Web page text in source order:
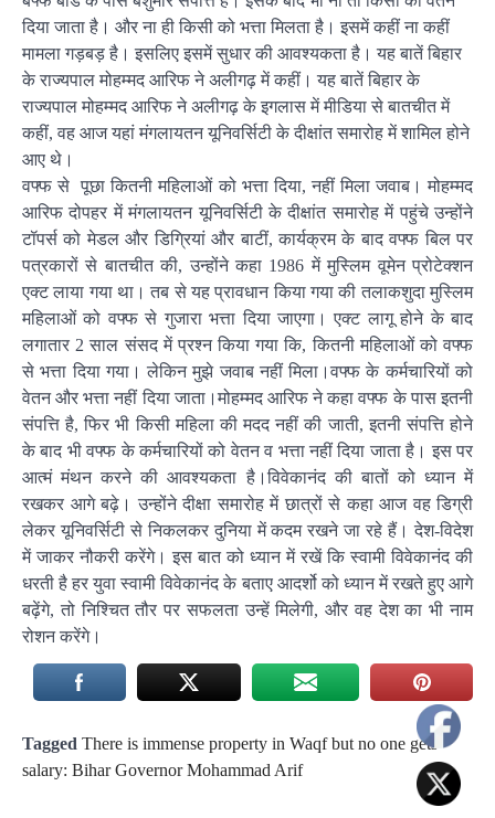
दिया जाता है। और ना ही किसी को भत्ता मिलता है। इसमें कहीं ना कहीं
मामला गड़बड़ है। इसलिए इसमें सुधार की आवश्यकता है। यह बातें बिहार
के राज्यपाल मोहम्मद आरिफ ने अलीगढ़ में कहीं। यह बातें बिहार के
राज्यपाल मोहम्मद आरिफ ने अलीगढ़ के इगलास में मीडिया से बातचीत में
कहीं, वह आज यहां मंगलायतन यूनिवर्सिटी के दीक्षांत समारोह में शामिल होने
आए थे।
वफ्फ से पूछा कितनी महिलाओं को भत्ता दिया, नहीं मिला जवाब। मोहम्मद
आरिफ दोपहर में मंगलायतन यूनिवर्सिटी के दीक्षांत समारोह में पहुंचे उन्होंने
टॉपर्स को मेडल और डिग्रियां और बाटीं, कार्यक्रम के बाद वफ्फ बिल पर
पत्रकारों से बातचीत की, उन्होंने कहा 1986 में मुस्लिम वूमेन प्रोटेक्शन
एक्ट लाया गया था। तब से यह प्रावधान किया गया की तलाकशुदा मुस्लिम
महिलाओं को वफ्फ से गुजारा भत्ता दिया जाएगा। एक्ट लागू होने के बाद
लगातार 2 साल संसद में प्रश्न किया गया कि, कितनी महिलाओं को वफ्फ
से भत्ता दिया गया। लेकिन मुझे जवाब नहीं मिला।वफ्फ के कर्मचारियों को
वेतन और भत्ता नहीं दिया जाता।मोहम्मद आरिफ ने कहा वफ्फ के पास इतनी
संपत्ति है, फिर भी किसी महिला की मदद नहीं की जाती, इतनी संपत्ति होने
के बाद भी वफ्फ के कर्मचारियों को वेतन व भत्ता नहीं दिया जाता है। इस पर
आत्मं मंथन करने की आवश्यकता है।विवेकानंद की बातों को ध्यान में
रखकर आगे बढ़े। उन्होंने दीक्षा समारोह में छात्रों से कहा आज वह डिग्री
लेकर यूनिवर्सिटी से निकलकर दुनिया में कदम रखने जा रहे हैं। देश-विदेश
में जाकर नौकरी करेंगे। इस बात को ध्यान में रखें कि स्वामी विवेकानंद की
धरती है हर युवा स्वामी विवेकानंद के बताए आदर्शो को ध्यान में रखते हुए आगे
बढ़ेंगे, तो निश्चित तौर पर सफलता उन्हें मिलेगी, और वह देश का भी नाम
रोशन करेंगे।
Tagged There is immense property in Waqf but no one gets
salary: Bihar Governor Mohammad Arif